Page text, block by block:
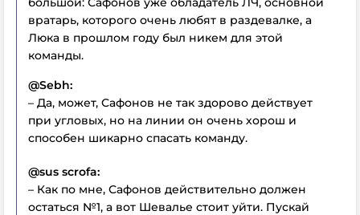
вратарь, которого очень любят в раздевалке, а
Люка в прошлом году был никем для этой
команды.
@Sebh:
– Да, может, Сафонов не так здорово действует
при угловых, но на линии он очень хорош и
способен шикарно спасать команду.
@sus scrofa:
– Как по мне, Сафонов действительно должен
остаться №1, а вот Шевалье стоит уйти. Пускай